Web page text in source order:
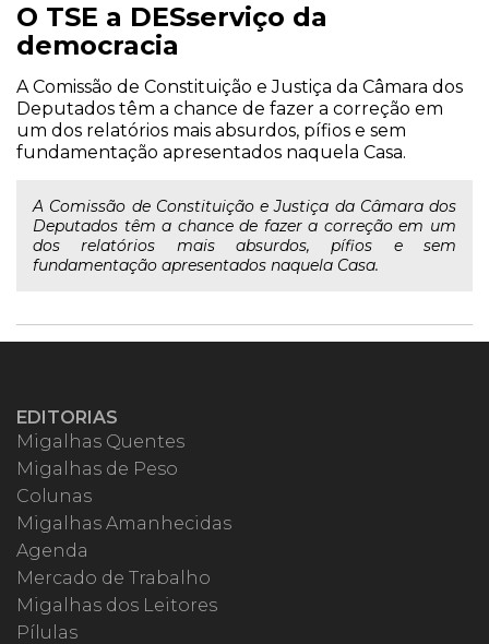
O TSE a DESserviço da
democracia
A Comissão de Constituição e Justiça da Câmara dos
Deputados têm a chance de fazer a correção em
um dos relatórios mais absurdos, pífios e sem
fundamentação apresentados naquela Casa.
A Comissão de Constituição e Justiça da Câmara dos
Deputados têm a chance de fazer a correção em um
dos relatórios mais absurdos, pífios e sem
fundamentação apresentados naquela Casa.
EDITORIAS
Migalhas Quentes
Migalhas de Peso
Colunas
Migalhas Amanhecidas
Agenda
Mercado de Trabalho
Migalhas dos Leitores
Pílulas